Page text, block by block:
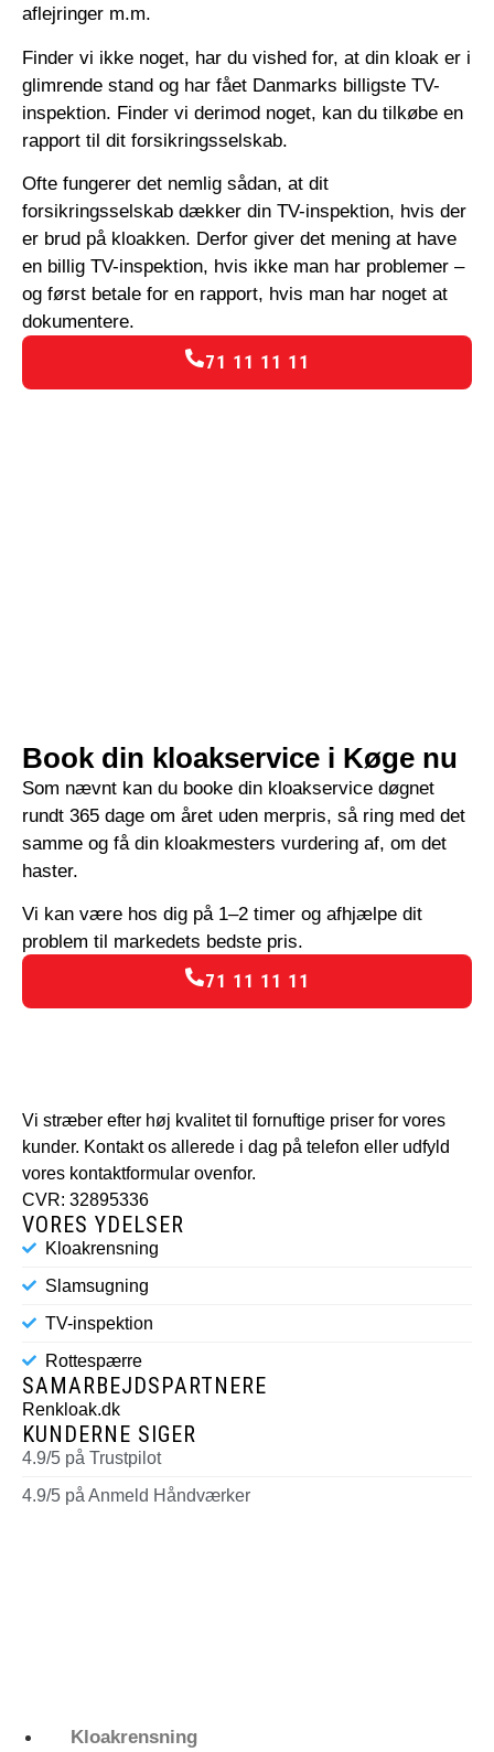
aflejringer m.m.
Finder vi ikke noget, har du vished for, at din kloak er i
glimrende stand og har fået Danmarks billigste TV-
inspektion. Finder vi derimod noget, kan du tilkøbe en
rapport til dit forsikringsselskab.
Ofte fungerer det nemlig sådan, at dit
forsikringsselskab dækker din TV-inspektion, hvis der
er brud på kloakken. Derfor giver det mening at have
en billig TV-inspektion, hvis ikke man har problemer –
og først betale for en rapport, hvis man har noget at
dokumentere.
71 11 11 11
Book din kloakservice i Køge nu
Som nævnt kan du booke din kloakservice døgnet
rundt 365 dage om året uden merpris, så ring med det
samme og få din kloakmesters vurdering af, om det
haster.
Vi kan være hos dig på 1–2 timer og afhjælpe dit
problem til markedets bedste pris.
71 11 11 11
Vi stræber efter høj kvalitet til fornuftige priser for vores
kunder. Kontakt os allerede i dag på telefon eller udfyld
vores kontaktformular ovenfor.
CVR: 32895336
VORES YDELSER
Kloakrensning
Slamsugning
TV-inspektion
Rottespærre
SAMARBEJDSPARTNERE
Renkloak.dk
KUNDERNE SIGER
4.9/5 på Trustpilot
4.9/5 på Anmeld Håndværker
Kloakrensning